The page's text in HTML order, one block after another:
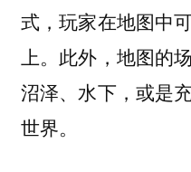
式，玩家在地图中
上。此外，地图的
沼泽、水下，或是
世界。